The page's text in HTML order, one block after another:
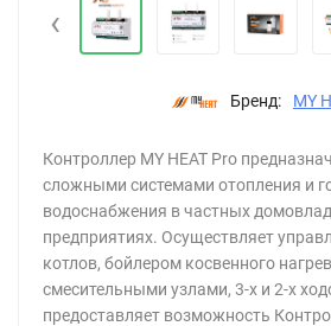
‹
Бренд: MY
Контроллер MY HEAT Pro
сложными системами отопления и
водоснабжения в частных
предприятиях. Осуществляет
котлов, бойлером косвенного
смесительными узлами, 3-х и 2-х
предоставляет возможность